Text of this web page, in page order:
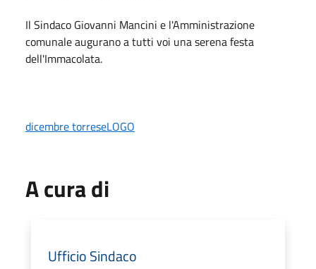
Il Sindaco Giovanni Mancini e l'Amministrazione
comunale augurano a tutti voi una serena festa
dell'Immacolata.
dicembre torreseLOGO
A cura di
Ufficio Sindaco